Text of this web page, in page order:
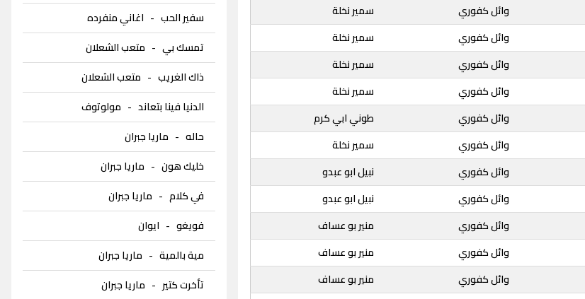
وائل كفوري
سمير نخلة
وائل كفوري
سمير نخلة
وائل كفوري
سمير نخلة
وائل كفوري
سمير نخلة
وائل كفوري
طوني ابي كرم
وائل كفوري
سمير نخلة
وائل كفوري
نبيل ابو عبدو
وائل كفوري
نبيل ابو عبدو
وائل كفوري
منير بو عساف
وائل كفوري
منير بو عساف
وائل كفوري
منير بو عساف
سفير الحب- اغاني منفرده
تمسك بي- متعب الشعلان
ذاك الغريب- متعب الشعلان
الدنيا فينا بتعاند- مولوتوف
حاله- ماريا جبران
خليك هون- ماريا جبران
في كلام- ماريا جبران
فويغو- ايوان
مية بالمية- ماريا جبران
تأخرت كتير - ماريا جبران